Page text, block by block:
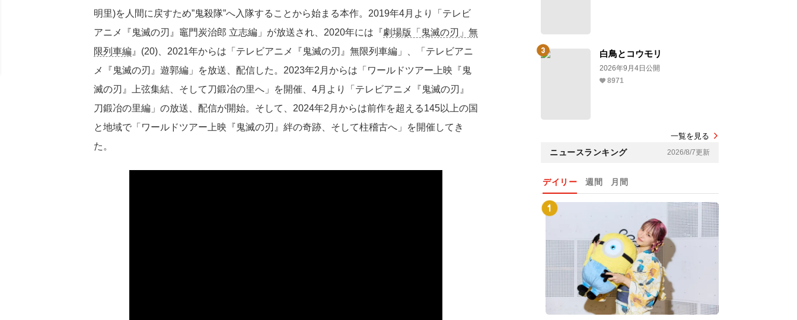
明里)を人間に戻すため”鬼殺隊”へ入隊することから始まる本作。2019年4月より「テレビ
アニメ『鬼滅の刃』竈門炭治郎 立志編」が放送され、2020年には『劇場版「鬼滅の刃」無
限列車編 』(20)、2021年からは「テレビアニメ『鬼滅の刃』無限列車編」、「テレビアニ
メ『鬼滅の刃』遊郭編」を放送、配信した。2023年2月からは「ワールドツアー上映『鬼
滅の刃』上弦集結、そして刀鍛冶の里へ」を開催、4月より「テレビアニメ『鬼滅の刃』
刀鍛冶の里編」の放送、配信が開始。そして、2024年2月からは前作を超える145以上の国
と地域で「ワールドツアー上映『鬼滅の刃』絆の奇跡、そして柱稽古へ」を開催してき
た。
白鳥とコウモリ
2026年9月4日公開
8971
一覧を見る
ニュースランキング 2026/8/7更新
デイリー 週間 月間